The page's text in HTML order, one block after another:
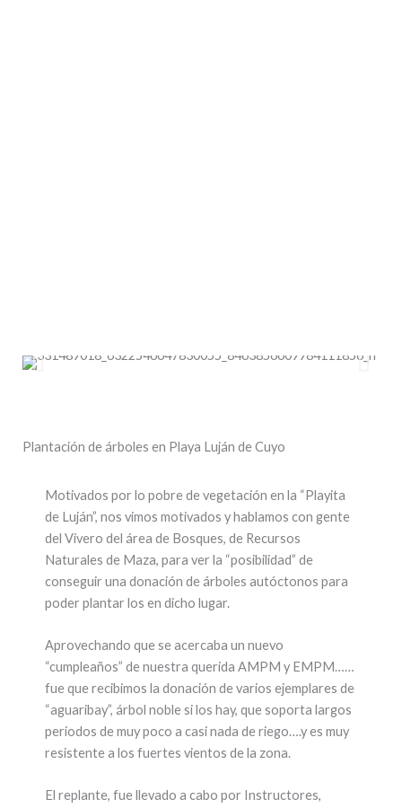
Plantación de árboles en Playa Luján de Cuyo
Motivados por lo pobre de vegetación en la “Playita
de Luján”, nos vimos motivados y hablamos con gente
del Vivero del área de Bosques, de Recursos
Naturales de Maza, para ver la “posibilidad” de
conseguir una donación de árboles autóctonos para
poder plantar los en dicho lugar.
Aprovechando que se acercaba un nuevo
“cumpleaños” de nuestra querida AMPM y EMPM……
fue que recibimos la donación de varios ejemplares de
“aguaribay”, árbol noble si los hay, que soporta largos
periodos de muy poco a casi nada de riego….y es muy
resistente a los fuertes vientos de la zona.
El replante, fue llevado a cabo por Instructores,